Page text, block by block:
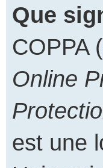
Que
COPPA
Online
est une